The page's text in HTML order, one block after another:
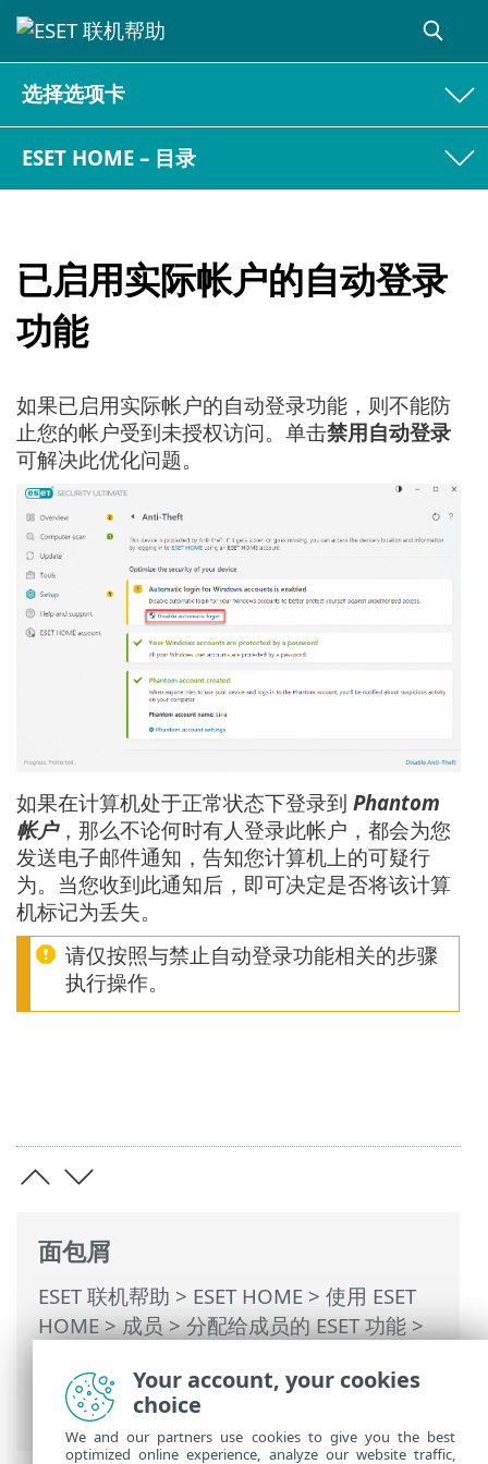
选择选项卡
ESET HOME – 目录
已启用实际帐户的自动登录
功能
面包屑
ESET 联机帮助 > ESET HOME > 使用 ESET
HOME>成员>分配给成员的 ESET 功能>
> Windows 用户 > 已启用实际帐户的自
动登录功能
如果已启用实际帐户的自动登录功能，则不能防
止您的帐户受到未授权访问。单击禁用自动登录
可解决此优化问题。
如果在计算机处于正常状态下登录到 Phantom
帐户，那么不论何时有人登录此帐户，都会为您
发送电子邮件通知，告知您计算机上的可疑行
为。当您收到此通知后，即可决定是否将该计算
机标记为丢失。
请仅按照与禁止自动登录功能相关的步骤
执行操作。
Your account, your cookies
choice
We and our partners use cookies to give you the best
optimized online experience, analyze our website traffic,